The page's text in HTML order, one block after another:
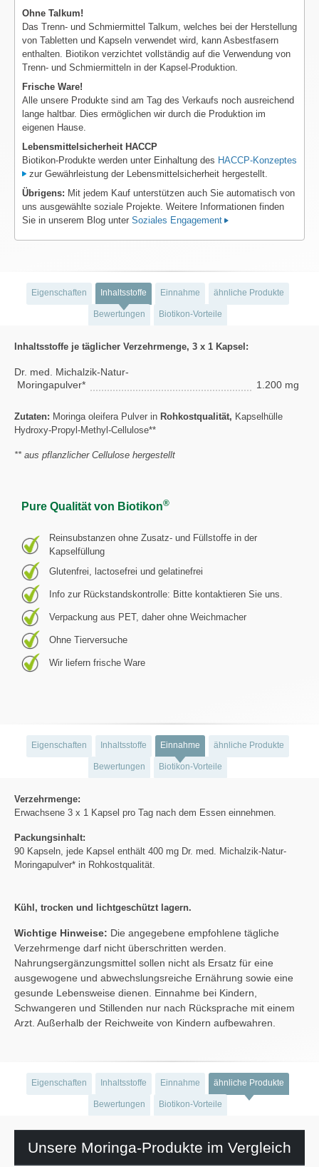
Ohne Talkum!
Das Trenn- und Schmiermittel Talkum, welches bei der Herstellung
von Tabletten und Kapseln verwendet wird, kann Asbestfasern
enthalten. Biotikon verzichtet vollständig auf die Verwendung von
Trenn- und Schmiermitteln in der Kapsel-Produktion.
Frische Ware!
Alle unsere Produkte sind am Tag des Verkaufs noch ausreichend
lange haltbar. Dies ermöglichen wir durch die Produktion im
eigenen Hause.
Lebensmittelsicherheit HACCP
Biotikon-Produkte werden unter Einhaltung des HACCP-Konzeptes
zur Gewährleistung der Lebensmittelsicherheit hergestellt.
Übrigens: Mit jedem Kauf unterstützen auch Sie automatisch von
uns ausgewählte soziale Projekte. Weitere Informationen finden
Sie in unserem Blog unter Soziales Engagement
Eigenschaften Inhaltsstoffe Einnahme ähnliche Produkte
Bewertungen Biotikon-Vorteile
Inhaltsstoffe je täglicher Verzehrmenge, 3 x 1 Kapsel:
Dr. med. Michalzik-Natur-
Moringapulver*
1.200 mg
Zutaten: Moringa oleifera Pulver in Rohkostqualität, Kapselhülle
Hydroxy-Propyl-Methyl-Cellulose**
** aus pflanzlicher Cellulose hergestellt
Pure Qualität von Biotikon®
Reinsubstanzen ohne Zusatz- und Füllstoffe in der
Kapselfüllung
Glutenfrei, lactosefrei und gelatinefrei
Info zur Rückstandskontrolle: Bitte kontaktieren Sie uns.
Verpackung aus PET, daher ohne Weichmacher
Ohne Tierversuche
Wir liefern frische Ware
Eigenschaften Inhaltsstoffe Einnahme ähnliche Produkte
Bewertungen Biotikon-Vorteile
Verzehrmenge:
Erwachsene 3 x 1 Kapsel pro Tag nach dem Essen einnehmen.
Packungsinhalt:
90 Kapseln, jede Kapsel enthält 400 mg Dr. med. Michalzik-Natur-
Moringapulver* in Rohkostqualität.
Kühl, trocken und lichtgeschützt lagern.
Wichtige Hinweise: Die angegebene empfohlene tägliche
Verzehrmenge darf nicht überschritten werden.
Nahrungsergänzungsmittel sollen nicht als Ersatz für eine
ausgewogene und abwechslungsreiche Ernährung sowie eine
gesunde Lebensweise dienen. Einnahme bei Kindern,
Schwangeren und Stillenden nur nach Rücksprache mit einem
Arzt. Außerhalb der Reichweite von Kindern aufbewahren.
Eigenschaften Inhaltsstoffe Einnahme ähnliche Produkte
Bewertungen Biotikon-Vorteile
Unsere Moringa-Produkte im Vergleich